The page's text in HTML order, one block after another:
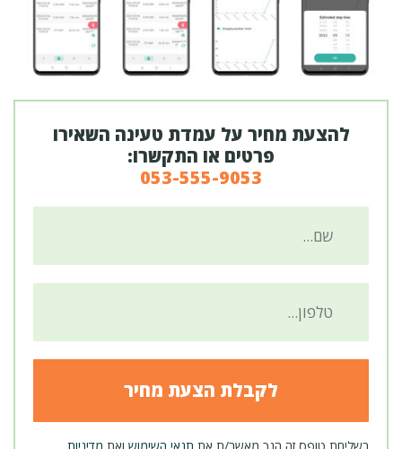
להצעת מחיר על עמדת טעינה השאירו
פרטים או התקשרו:
053-555-9053